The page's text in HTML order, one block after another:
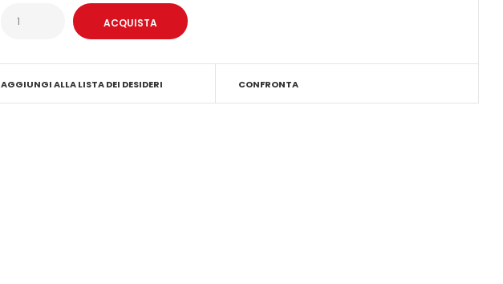
AGGIUNGI ALLA LISTA DEI DESIDERI CONFRONTA